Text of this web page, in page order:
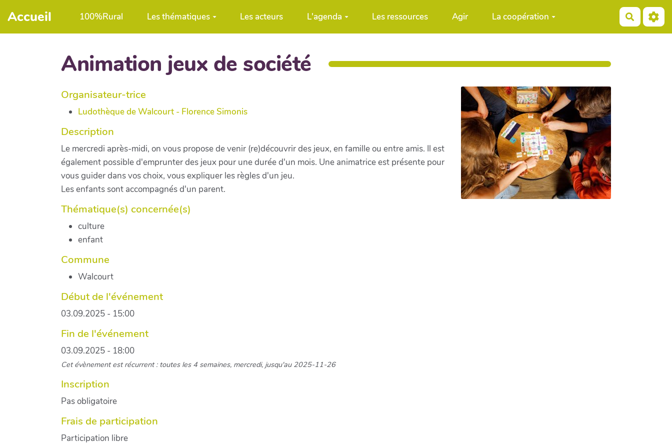
Aller au contenu principal
Accueil 100%Rural Les thématiques Les acteurs L'agenda Les ressources Agir La coopération
Animation jeux de société
Organisateur-trice
Ludothèque de Walcourt - Florence Simonis
Description
Le mercredi après-midi, on vous propose de venir (re)découvrir des jeux, en famille ou entre amis. Il est
également possible d'emprunter des jeux pour une durée d'un mois. Une animatrice est présente pour
vous guider dans vos choix, vous expliquer les règles d'un jeu.
Les enfants sont accompagnés d'un parent.
Thématique(s) concernée(s)
culture
enfant
Commune
Walcourt
Début de l'événement
03.09.2025 - 15:00
Fin de l'événement
03.09.2025 - 18:00
Cet évènement est récurrent : toutes les 4 semaines, mercredi, jusqu'au 2025-11-26
Inscription
Pas obligatoire
Frais de participation
Participation libre